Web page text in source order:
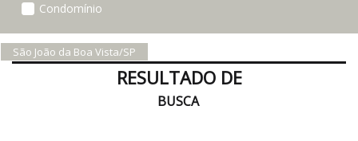
Condomínio
São João da Boa Vista/SP
RESULTADO DE
BUSCA